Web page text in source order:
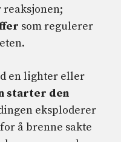
reaksjonen;
som regulerer
en lighter eller
starter den
eksploderer
å brenne sakte